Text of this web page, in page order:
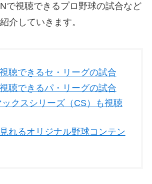
で視聴できるプロ野球の試合など
介していきます。
聴できるセ・リーグの試合
聴できるパ・リーグの試合
ックスシリーズ（CS）も視聴
れるオリジナル野球コンテン